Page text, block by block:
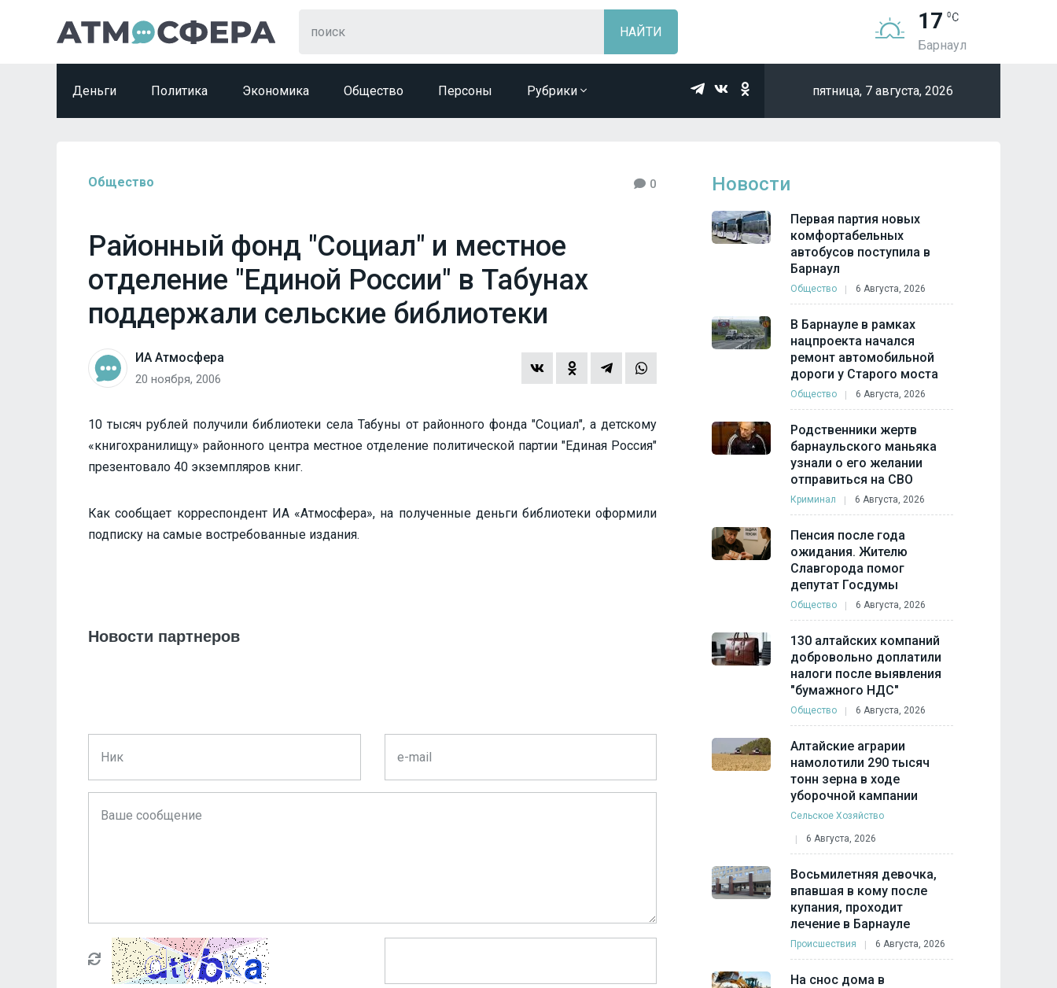
17
Барнаул
Деньги Политика Экономика Общество Персоны Рубрики пятница, 7 августа, 2026
Общество 0
Районный фонд "Социал" и местное
отделение "Единой России" в Табунах
поддержали сельские библиотеки
ИА Атмосфера
20 ноября, 2006
10 тысяч рублей получили библиотеки села Табуны от районного фонда "Социал", а детскому
«книгохранилищу» районного центра местное отделение политической партии "Единая Россия"
презентовало 40 экземпляров книг.
Как сообщает корреспондент ИА «Атмосфера», на полученные деньги библиотеки оформили
подписку на самые востребованные издания.
Новости партнеров
Новости
Первая партия новых
комфортабельных
автобусов поступила в
Барнаул
Общество 6 Августа, 2026
В Барнауле в рамках
нацпроекта начался
ремонт автомобильной
дороги у Старого моста
Общество 6 Августа, 2026
Родственники жертв
барнаульского маньяка
узнали о его желании
отправиться на СВО
Криминал 6 Августа, 2026
Пенсия после года
ожидания. Жителю
Славгорода помог
депутат Госдумы
Общество 6 Августа, 2026
130 алтайских компаний
добровольно доплатили
налоги после выявления
"бумажного НДС"
Общество 6 Августа, 2026
Алтайские аграрии
намолотили 290 тысяч
тонн зерна в ходе
уборочной кампании
Сельское Хозяйство
6 Августа, 2026
Восьмилетняя девочка,
впавшая в кому после
купания, проходит
лечение в Барнауле
Происшествия 6 Августа, 2026
На снос дома в